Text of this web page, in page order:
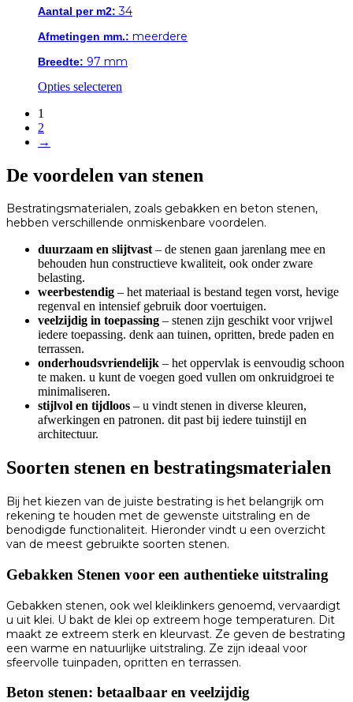
gekozen
worden
op
de
Aantal per m2: 34
Afmetingen mm.: meerdere
Breedte: 97 mm
Opties selecteren
optie
kan
worden
op
de
productpagina
1
2
→
De voordelen van stenen
Bestratingsmaterialen, zoals gebakken en beton stenen,
hebben verschillende onmiskenbare voordelen.
duurzaam en slijtvast– de stenen gaan jarenlang mee en
behouden hun constructieve kwaliteit, ook onder zware
belasting.
weerbestendig – het materiaal is bestand tegen vorst, hevige
regenval en intensief gebruik door voertuigen.
veelzijdig in toepassing – stenen zijn geschikt voor vrijwel
iedere toepassing. denk aan tuinen, opritten, brede paden en
terrassen.
onderhoudsvriendelijk – het oppervlak is eenvoudig schoon
te maken. u kunt de voegen goed vullen om onkruidgroei te
minimaliseren.
stijlvol en tijdloos – u vindt stenen in diverse kleuren,
afwerkingen en patronen. dit past bij iedere tuinstijl en
architectuur.
Soorten stenen en bestratingsmaterialen
Bij het kiezen van de juiste bestrating is het belangrijk om
rekening te houden met de gewenste uitstraling en de
benodigde functionaliteit. Hieronder vindt u een overzicht
van de meest gebruikte soorten stenen.
Gebakken Stenen voor een authentieke uitstraling
Gebakken stenen, ook wel kleiklinkers genoemd, vervaardigt
u uit klei. U bakt de klei op extreem hoge temperaturen. Dit
maakt ze extreem sterk en kleurvast. Ze geven de bestrating
een warme en natuurlijke uitstraling. Ze zijn ideaal voor
sfeervolle tuinpaden, opritten en terrassen.
Beton stenen: betaalbaar en veelzijdig